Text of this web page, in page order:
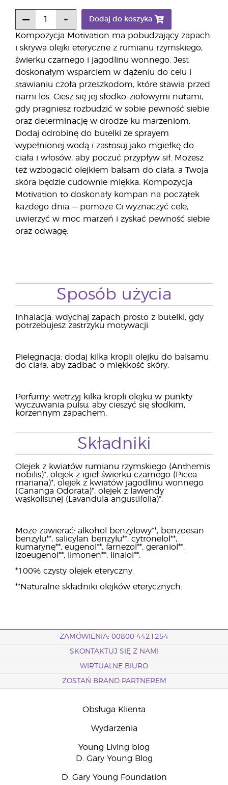
Kompozycja Motivation ma pobudzający zapach
i skrywa olejki eteryczne z rumianu rzymskiego,
świerku czarnego i jagodlinu wonnego. Jest
doskonałym wsparciem w dążeniu do celu i
stawianiu czoła przeszkodom, które stawia przed
nami los. Ciesz się jej słodko-ziołowymi nutami,
gdy pragniesz rozbudzić w sobie pewność siebie
oraz determinację w drodze ku marzeniom.
Dodaj odrobinę do butelki ze sprayem
wypełnionej wodą i zastosuj jako mgiełkę do
ciała i włosów, aby poczuć przypływ sił. Możesz
też wzbogacić olejkiem balsam do ciała, a Twoja
skóra będzie cudownie miękka. Kompozycja
Motivation to doskonały kompan na początek
każdego dnia — pomoże Ci wyznaczyć cele,
uwierzyć w moc marzeń i zyskać pewność siebie
oraz odwagę.
Dodaj do koszyka
Sposób użycia
Inhalacja: wdychaj zapach prosto z butelki, gdy
potrzebujesz zastrzyku motywacji.
Pielęgnacja: dodaj kilka kropli olejku do balsamu
do ciała, aby zadbać o miękkość skóry.
Perfumy: wetrzyj kilka kropli olejku w punkty
wyczuwania pulsu, aby cieszyć się słodkim,
korzennym zapachem.
Składniki
Olejek z kwiatów rumianu rzymskiego (Anthemis
nobilis)*, olejek z igieł świerku czarnego (Picea
mariana)*, olejek z kwiatów jagodlinu wonnego
(Cananga Odorata)*, olejek z lawendy
wąskolistnej (Lavandula angustifolia)*.
Może zawierać: alkohol benzylowy**, benzoesan
benzylu**, salicylan benzylu**, cytronelol**,
kumarynę**, eugenol**, farnezol**, geraniol**,
izoeugenol**, limonen**, linalol**.
*100% czysty olejek eteryczny.
**Naturalne składniki olejków eterycznych.
ZAMÓWIENIA: 00800 4421254
SKONTAKTUJ SIĘ Z NAMI
WIRTUALNE BIURO
ZOSTAŃ BRAND PARTNEREM
Obsługa Klienta
Wydarzenia
Young Living blog
D. Gary Young Blog
D. Gary Young Foundation